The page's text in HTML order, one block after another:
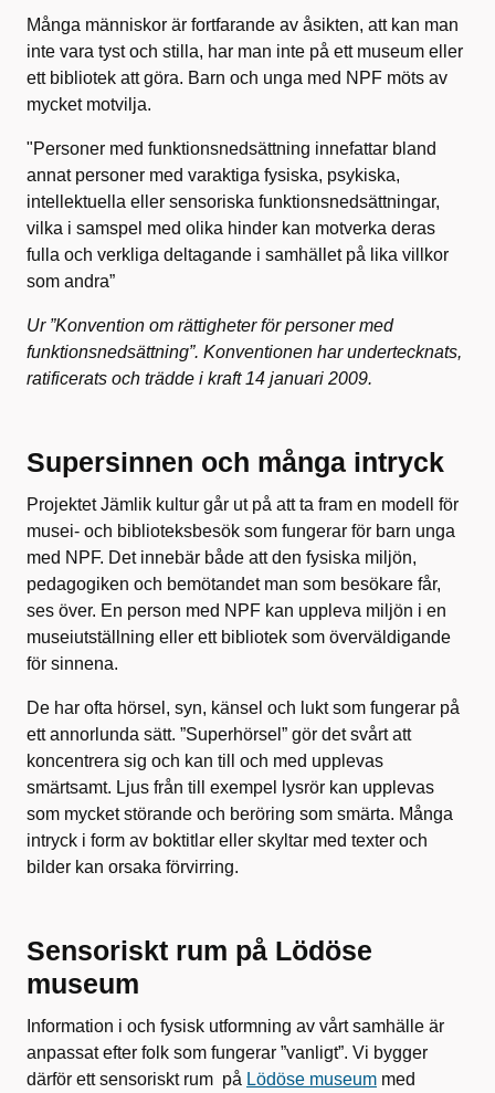
Många människor är fortfarande av åsikten, att kan man
inte vara tyst och stilla, har man inte på ett museum eller
ett bibliotek att göra. Barn och unga med NPF möts av
mycket motvilja.
"Personer med funktionsnedsättning innefattar bland
annat personer med varaktiga fysiska, psykiska,
intellektuella eller sensoriska funktionsnedsättningar,
vilka i samspel med olika hinder kan motverka deras
fulla och verkliga deltagande i samhället på lika villkor
som andra”
Ur ”Konvention om rättigheter för personer med
funktionsnedsättning”. Konventionen har undertecknats,
ratificerats och trädde i kraft 14 januari 2009.
Supersinnen och många intryck
Projektet Jämlik kultur går ut på att ta fram en modell för
musei- och biblioteksbesök som fungerar för barn unga
med NPF. Det innebär både att den fysiska miljön,
pedagogiken och bemötandet man som besökare får,
ses över. En person med NPF kan uppleva miljön i en
museiutställning eller ett bibliotek som överväldigande
för sinnena.
De har ofta hörsel, syn, känsel och lukt som fungerar på
ett annorlunda sätt. ”Superhörsel” gör det svårt att
koncentrera sig och kan till och med upplevas
smärtsamt. Ljus från till exempel lysrör kan upplevas
som mycket störande och beröring som smärta. Många
intryck i form av boktitlar eller skyltar med texter och
bilder kan orsaka förvirring.
Sensoriskt rum på Lödöse
museum
Information i och fysisk utformning av vårt samhälle är
anpassat efter folk som fungerar ”vanligt”. Vi bygger
därför ett sensoriskt rum på Lödöse museum med